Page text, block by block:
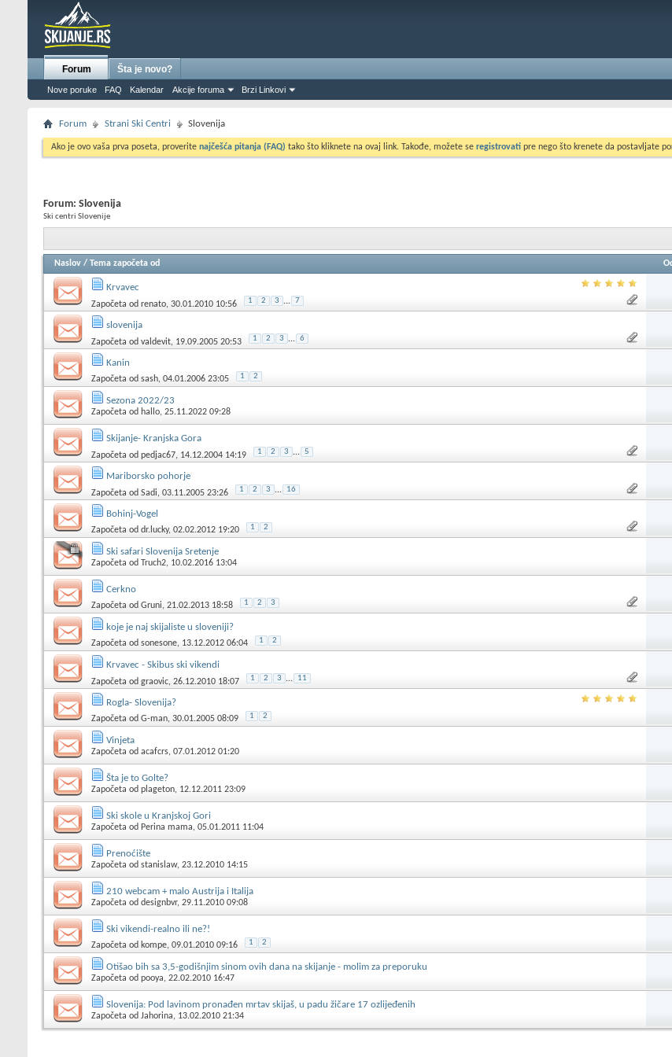
Forum
Nove poruke FAQ Kalendar Akcije foruma Brzi Linkovi
Šta je novo?
Forum Strani Ski Centri Slovenija
Ako je ovo vaša prva poseta, proverite najčešća pitanja (FAQ) tako što kliknete na ovaj link. Takođe, možete se registrovati pre nego što krenete da postavljate
Forum: Slovenija
Ski centri Slovenije
Naslov / Tema započeta od
Krvavec
Započeta od renato, 30.01.2010 10:56 1 2 3 ... 7
slovenija
Započeta od valdevit, 19.09.2005 20:53 1 2 3 ... 6
Kanin
Započeta od sash, 04.01.2006 23:05 1 2
Sezona 2022/23
Započeta od hallo, 25.11.2022 09:28
Skijanje- Kranjska Gora
Započeta od pedjac67, 14.12.2004 14:19 1 2 3 ... 5
Mariborsko pohorje
Započeta od Sadi, 03.11.2005 23:26 1 2 3 ... 16
Bohinj-Vogel
Započeta od dr.lucky, 02.02.2012 19:20 1 2
Ski safari Slovenija Sretenje
Započeta od Truch2, 10.02.2016 13:04
Cerkno
Započeta od Gruni, 21.02.2013 18:58 1 2 3
koje je naj skijaliste u sloveniji?
Započeta od sonesone, 13.12.2012 06:04 1 2
Krvavec - Skibus ski vikendi
Započeta od graovic, 26.12.2010 18:07 1 2 3 ... 11
Rogla- Slovenija?
Započeta od G-man, 30.01.2005 08:09 1 2
Vinjeta
Započeta od acafcrs, 07.01.2012 01:20
Šta je to Golte?
Započeta od plageton, 12.12.2011 23:09
Ski skole u Kranjskoj Gori
Započeta od Perina mama, 05.01.2011 11:04
Prenoćište
Započeta od stanislaw, 23.12.2010 14:15
210 webcam + malo Austrija i Italija
Započeta od designbvr, 29.11.2010 09:08
Ski vikendi-realno ili ne?!
Započeta od kompe, 09.01.2010 09:16 1 2
Otišao bih sa 3,5-godišnjim sinom ovih dana na skijanje - molim za preporuku
Započeta od pooya, 22.02.2010 16:47
Slovenija: Pod lavinom pronađen mrtav skijaš, u padu žičare 17 ozlijeđenih
Započeta od Jahorina, 13.02.2010 21:34